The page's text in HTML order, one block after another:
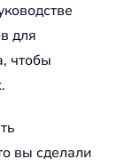
для
чтобы
вы сделали